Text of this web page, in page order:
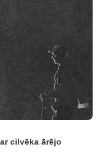
cilvēka ārējo